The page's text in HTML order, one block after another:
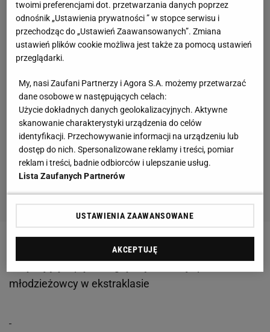
Odszedł z Legii i robi furorę. "Ma
młodzieżowcy w ekstraklasie
twoimi preferencjami dot. przetwarzania danych poprzez
odnośnik „Ustawienia prywatności ” w stopce serwisu i
przechodząc do „Ustawień Zaawansowanych”. Zmiana
ustawień plików cookie możliwa jest także za pomocą ustawień
przeglądarki.
My, nasi Zaufani Partnerzy i Agora S.A. możemy przetwarzać
dane osobowe w następujących celach:
Użycie dokładnych danych geolokalizacyjnych. Aktywne
skanowanie charakterystyki urządzenia do celów
identyfikacji. Przechowywanie informacji na urządzeniu lub
dostęp do nich. Spersonalizowane reklamy i treści, pomiar
reklam i treści, badnie odbiorców i ulepszanie usług.
Lista Zaufanych Partnerów
USTAWIENIA ZAAWANSOWANE
AKCEPTUJĘ